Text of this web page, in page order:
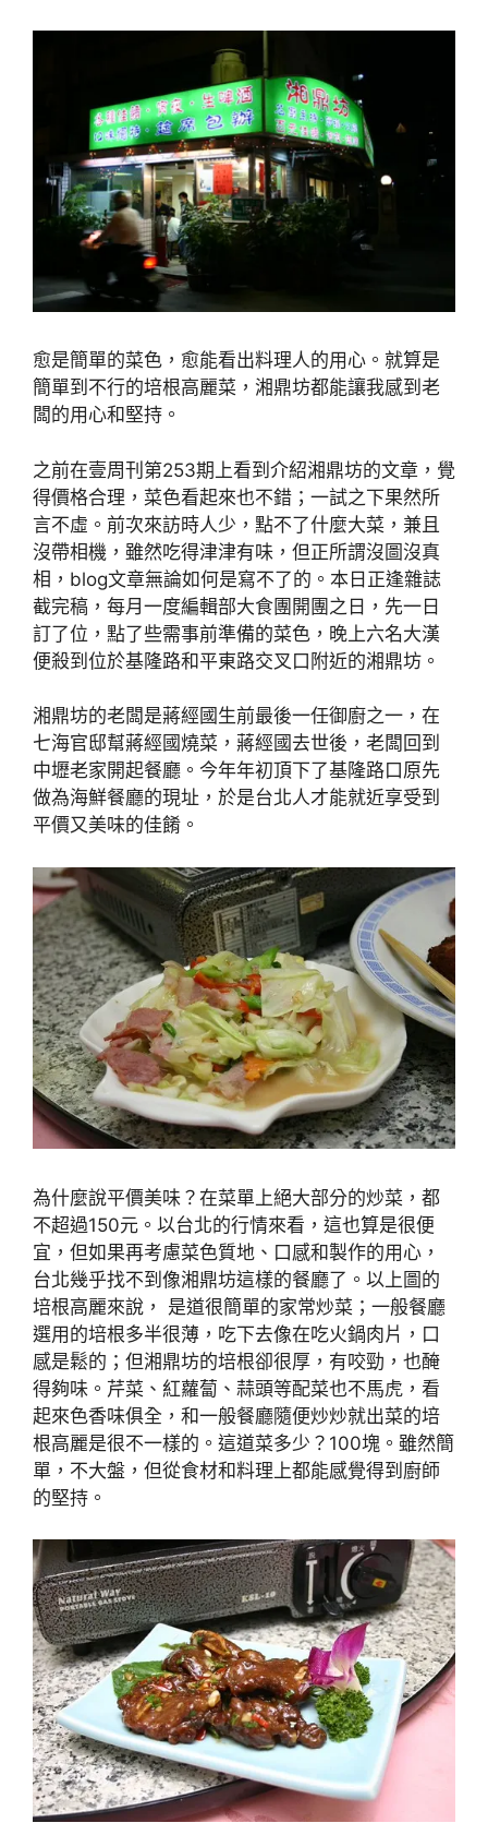
愈是簡單的菜色，愈能看出料理人的用心。就算是
簡單到不行的培根高麗菜，湘鼎坊都能讓我感到老
闆的用心和堅持。
之前在壹周刊第253期上看到介紹湘鼎坊的文章，覺
得價格合理，菜色看起來也不錯；一試之下果然所
言不虛。前次來訪時人少，點不了什麼大菜，兼且
沒帶相機，雖然吃得津津有味，但正所謂沒圖沒真
相，blog文章無論如何是寫不了的。本日正逢雜誌
截完稿，每月一度編輯部大食團開團之日，先一日
訂了位，點了些需事前準備的菜色，晚上六名大漢
便殺到位於基隆路和平東路交叉口附近的湘鼎坊。
湘鼎坊的老闆是蔣經國生前最後一任御廚之一，在
七海官邸幫蔣經國燒菜，蔣經國去世後，老闆回到
中壢老家開起餐廳。今年年初頂下了基隆路口原先
做為海鮮餐廳的現址，於是台北人才能就近享受到
平價又美味的佳餚。
為什麼說平價美味？在菜單上絕大部分的炒菜，都
不超過150元。以台北的行情來看，這也算是很便
宜，但如果再考慮菜色質地、口感和製作的用心，
台北幾乎找不到像湘鼎坊這樣的餐廳了。以上圖的
培根高麗來說， 是道很簡單的家常炒菜；一般餐廳
選用的培根多半很薄，吃下去像在吃火鍋肉片，口
感是鬆的；但湘鼎坊的培根卻很厚，有咬勁，也醃
得夠味。芹菜、紅蘿蔔、蒜頭等配菜也不馬虎，看
起來色香味俱全，和一般餐廳隨便炒炒就出菜的培
根高麗是很不一樣的。這道菜多少？100塊。雖然簡
單，不大盤，但從食材和料理上都能感覺得到廚師
的堅持。